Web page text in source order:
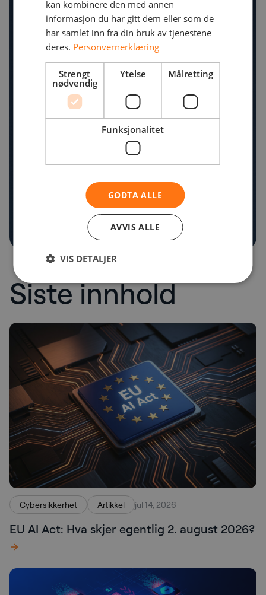
Siste innhold
Cybersikkerhet Artikkel jul 14, 2026
EU AI Act: Hva skjer egentlig 2. august 2026?
kan kombinere den med annen
informasjon du har gitt dem eller som de
har samlet inn fra din bruk av tjenestene
deres. Personvernerklæring
Strengt
nødvendig
Ytelse Målretting
Funksjonalitet
GODTA ALLE
AVVIS ALLE
VIS DETALJER